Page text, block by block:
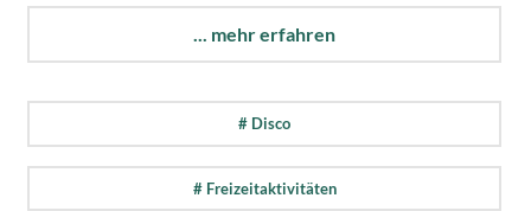
... mehr erfahren
# Disco
# Freizeitaktivitäten